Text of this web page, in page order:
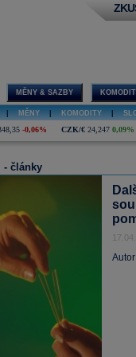
MĚNY & SAZBY
MĚNY KOMODITY
-0,06% CZK/€ 24,247 0,09%
- články